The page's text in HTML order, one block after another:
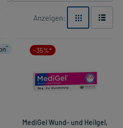
Anzeigen:
-35%*
MediGel Wund- und Heilgel,